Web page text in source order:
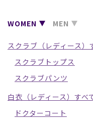
WOMEN MEN
スクラブ（レディース）
スクラブトップス
スクラブパンツ
白衣（レディース）すべ
ドクターコート